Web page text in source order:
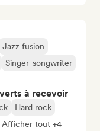
Jazz fusion
Singer-songwriter
à recevoir
Hard rock
Afficher tout +4